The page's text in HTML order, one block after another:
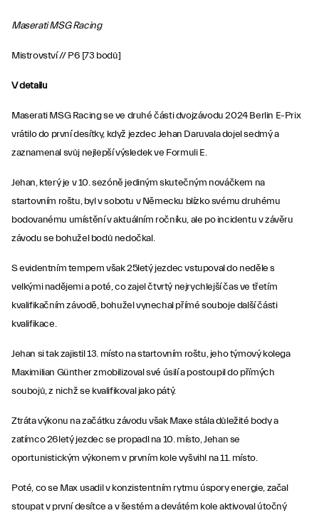
Maserati MSG Racing
Mistrovství // P6 [73 bodů]
V detailu
Maserati MSG Racing se ve druhé části dvojzávodu 2024 Berlin E-Prix
vrátilo do první desítky, když jezdec Jehan Daruvala dojel sedmý a
zaznamenal svůj nejlepší výsledek ve Formuli E.
Jehan, který je v 10. sezóně jediným skutečným nováčkem na
startovním roštu, byl v sobotu v Německu blízko svému druhému
bodovanému umístění v aktuálním ročníku, ale po incidentu v závěru
závodu se bohužel bodů nedočkal.
S evidentním tempem však 25letý jezdec vstupoval do neděle s
velkými nadějemi a poté, co zajel čtvrtý nejrychlejší čas ve třetím
kvalifikačním závodě, bohužel vynechal přímé souboje další části
kvalifikace.
Jehan si tak zajistil 13. místo na startovním roštu, jeho týmový kolega
Maximilian Günther zmobilizoval své úsilí a postoupil do přímých
soubojů, z nichž se kvalifikoval jako pátý.
Ztráta výkonu na začátku závodu však Maxe stála důležité body a
zatímco 26letý jezdec se propadl na 10. místo, Jehan se
oportunistickým výkonem v prvním kole vyšvihl na 11. místo.
Poté, co se Max usadil v konzistentním rytmu úspory energie, začal
stoupat v první desítce a v šestém a devátém kole aktivoval útočný